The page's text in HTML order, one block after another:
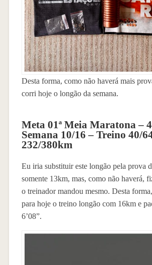
Desta forma, como não haverá mais
corri hoje o longão da semana.
Meta 01ª Meia Maratona –
Semana 10/16 – Treino 40/
232/380km
Eu iria substituir este longão pela prova
somente 13km, mas, como não haverá,
o treinador mandou mesmo. Desta
para hoje o treino longão com 16km e
6’08”.